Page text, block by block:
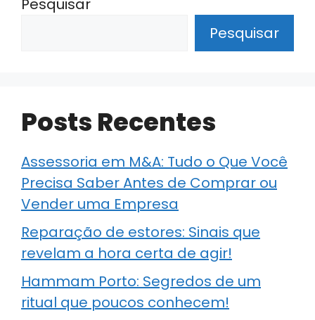
Pesquisar
Pesquisar
Posts Recentes
Assessoria em M&A: Tudo o Que Você
Precisa Saber Antes de Comprar ou
Vender uma Empresa
Reparação de estores: Sinais que
revelam a hora certa de agir!
Hammam Porto: Segredos de um
ritual que poucos conhecem!